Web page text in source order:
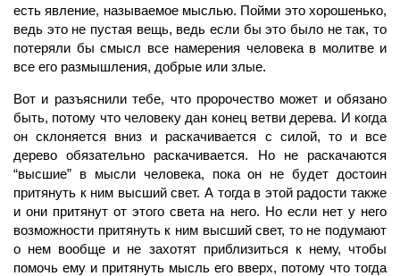
есть явление, называемое мыслью. Пойми это хорошенько,
ведь это не пустая вещь, ведь если бы это было не так, то
потеряли бы смысл все намерения человека в молитве и
все его размышления, добрые или злые.
Вот и разъяснили тебе, что пророчество может и обязано
быть, потому что человеку дан конец ветви дерева. И когда
он склоняется вниз и раскачивается с силой, то и все
дерево обязательно раскачивается. Но не раскачаются
“высшие” в мысли человека, пока он не будет достоин
притянуть к ним высший свет. А тогда в этой радости также
и они притянут от этого света на него. Но если нет у него
возможности притянуть к ним высший свет, то не подумают
о нем вообще и не захотят приблизиться к нему, чтобы
помочь ему и притянуть мысль его вверх, потому что тогда